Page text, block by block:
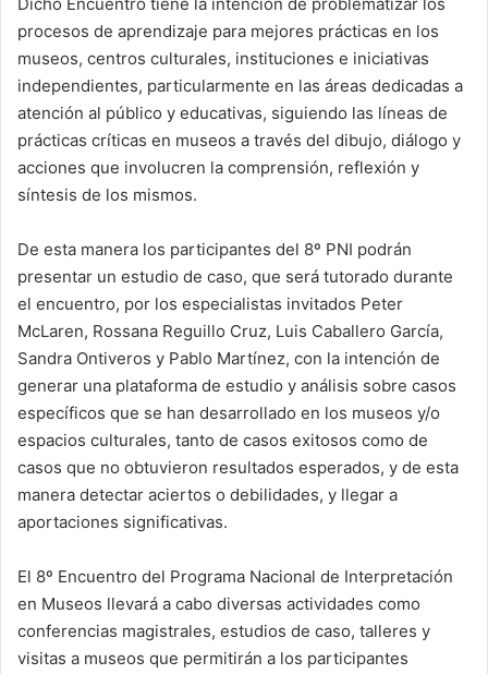
procesos de aprendizaje para mejores prácticas en los
museos, centros culturales, instituciones e iniciativas
independientes, particularmente en las áreas dedicadas a
atención al público y educativas, siguiendo las líneas de
prácticas críticas en museos a través del dibujo, diálogo y
acciones que involucren la comprensión, reflexión y
síntesis de los mismos.
De esta manera los participantes del 8º PNI podrán
presentar un estudio de caso, que será tutorado durante
el encuentro, por los especialistas invitados Peter
McLaren, Rossana Reguillo Cruz, Luis Caballero García,
Sandra Ontiveros y Pablo Martínez, con la intención de
generar una plataforma de estudio y análisis sobre casos
específicos que se han desarrollado en los museos y/o
espacios culturales, tanto de casos exitosos como de
casos que no obtuvieron resultados esperados, y de esta
manera detectar aciertos o debilidades, y llegar a
aportaciones significativas.
El 8º Encuentro del Programa Nacional de Interpretación
en Museos llevará a cabo diversas actividades como
conferencias magistrales, estudios de caso, talleres y
visitas a museos que permitirán a los participantes